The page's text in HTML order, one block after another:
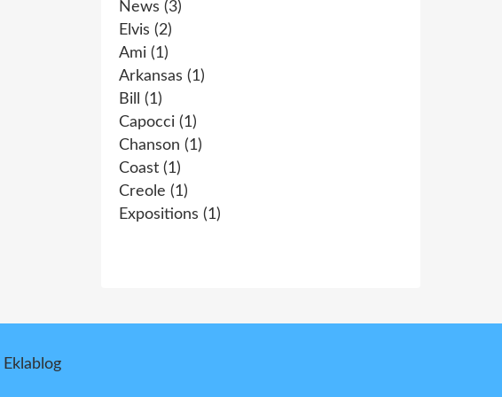
News (3)
Elvis (2)
Ami (1)
Arkansas (1)
Bill
(1)
Capocci (1)
Chanson (1)
Coast (1)
Creole (1)
Expositions (1)
Eklablog